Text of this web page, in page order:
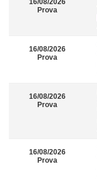
16/08/2026
Prova
16/08/2026
Prova
16/08/2026
Prova
16/08/2026
Prova